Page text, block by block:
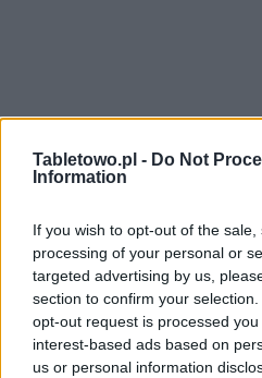
Tabletowo.pl - Do Not
Information
If you wish to opt-out of the
processing of your personal or
targeted advertising by us,
section to confirm your
opt-out request is processed
interest-based ads based on
us or personal information